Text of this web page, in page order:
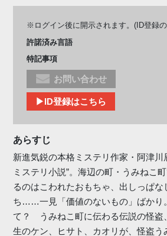
※ログイン後に開示されます。(ID登録
許諾済み言語
特記事項
お問い合わせ
▶ID登録はこちら
あらすじ
新進気鋭の本格ミステリ作家・阿津
ミステリ小説”。海辺の町・うみねこ
るのはこわれたおもちゃ、出しっぱ
ち……一見「価値のないもの」ばか
て？ うみねこ町に伝わる伝説の怪
生のケン、ヒサト、カオリが、怪盗